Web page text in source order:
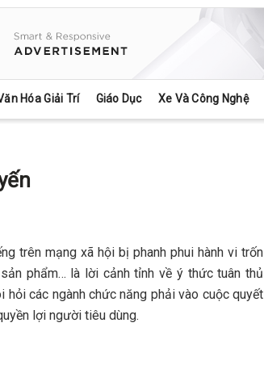
Hóa Giải Trí Giáo Dục Xe Và Công Nghệ
trên mạng xã hội bị phanh phui hành vi trốn
phẩm… là lời cảnh tỉnh về ý thức tuân thủ
hỏi các ngành chức năng phải vào cuộc quyết
lợi người tiêu dùng.